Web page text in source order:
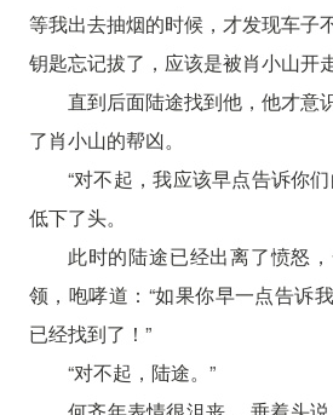
等我出去抽烟的时候，才发现车子
钥匙忘记拔了，应该是被肖小山开
直到后面陆途找到他，他才意
了肖小山的帮凶。
“对不起，我应该早点告诉你
低下了头。
此时的陆途已经出离了愤怒
领，咆哮道：“如果你早一点告诉
已经找到了！”
“对不起，陆途。”